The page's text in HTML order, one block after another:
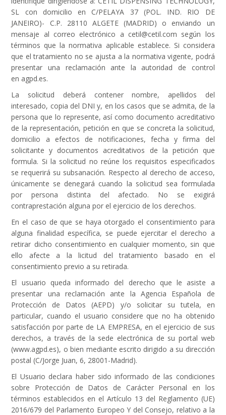
SL con domicilio en C/PELAYA 37 (POL. IND. RIO DE
JANEIRO)- C.P. 28110 ALGETE (MADRID) o enviando un
mensaje al correo electrónico a cetil@cetil.com según los
términos que la normativa aplicable establece. Si considera
que el tratamiento no se ajusta a la normativa vigente, podrá
presentar una reclamación ante la autoridad de control
en agpd.es.
La solicitud deberá contener nombre, apellidos del
interesado, copia del DNI y, en los casos que se admita, de la
persona que lo represente, así como documento acreditativo
de la representación, petición en que se concreta la solicitud,
domicilio a efectos de notificaciones, fecha y firma del
solicitante y documentos acreditativos de la petición que
formula. Si la solicitud no reúne los requisitos especificados
se requerirá su subsanación. Respecto al derecho de acceso,
únicamente se denegará cuando la solicitud sea formulada
por persona distinta del afectado. No se exigirá
contraprestación alguna por el ejercicio de los derechos.
En el caso de que se haya otorgado el consentimiento para
alguna finalidad específica, se puede ejercitar el derecho a
retirar dicho consentimiento en cualquier momento, sin que
ello afecte a la licitud del tratamiento basado en el
consentimiento previo a su retirada.
El usuario queda informado del derecho que le asiste a
presentar una reclamación ante la Agencia Española de
Protección de Datos (AEPD) y/o solicitar su tutela, en
particular, cuando el usuario considere que no ha obtenido
satisfacción por parte de LA EMPRESA, en el ejercicio de sus
derechos, a través de la sede electrónica de su portal web
(www.agpd.es), o bien mediante escrito dirigido a su dirección
postal (C/Jorge Juan, 6, 28001-Madrid).
El Usuario declara haber sido informado de las condiciones
sobre Protección de Datos de Carácter Personal en los
términos establecidos en el Artículo 13 del Reglamento (UE)
2016/679 del Parlamento Europeo Y del Consejo, relativo a la